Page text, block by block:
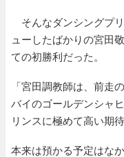
そんなダンシングプ
ューしたばかりの宮田
ての初勝利だった。
「宮田調教師は、前走
バイのゴールデンシャ
リンスに極めて高い期
本来は預かる予定はな